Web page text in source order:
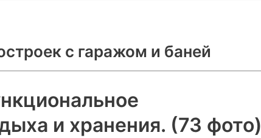
с гаражом и баней
и хранения. (73 фото)